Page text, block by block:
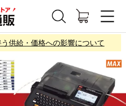
供給・価格への影響について